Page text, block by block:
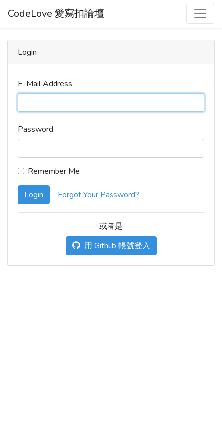
CodeLove 愛寫扣論壇
Login
E-Mail Address
Password
Remember Me
Login Forgot Your Password?
或者是
用 Github 帳號登入